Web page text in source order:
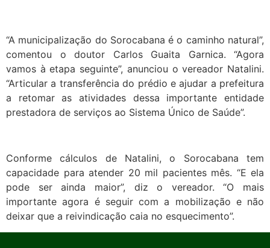
“A municipalização do Sorocabana é o caminho natural”,
comentou o doutor Carlos Guaita Garnica. “Agora
vamos à etapa seguinte”, anunciou o vereador Natalini.
“Articular a transferência do prédio e ajudar a prefeitura
a retomar as atividades dessa importante entidade
prestadora de serviços ao Sistema Único de Saúde”.
Conforme cálculos de Natalini, o Sorocabana tem
capacidade para atender 20 mil pacientes mês. “E ela
pode ser ainda maior”, diz o vereador. “O mais
importante agora é seguir com a mobilização e não
deixar que a reivindicação caia no esquecimento”.